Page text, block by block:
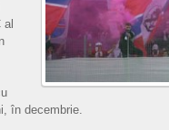
în decembrie.